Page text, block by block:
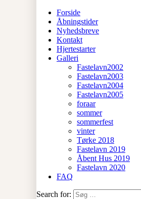
Forside
Åbningstider
Nyhedsbreve
Kontakt
Hjertestarter
Galleri
Fastelavn2002
Fastelavn2003
Fastelavn2004
Fastelavn2005
foraar
sommer
sommerfest
vinter
Tørke 2018
Fastelavn 2019
Åbent Hus 2019
Fastelavn 2020
FAQ
Search for: